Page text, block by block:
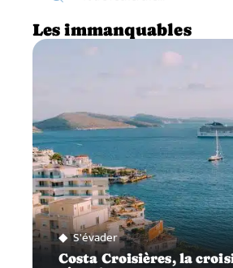
Les immanquables
S'évader
Costa Croisières, la